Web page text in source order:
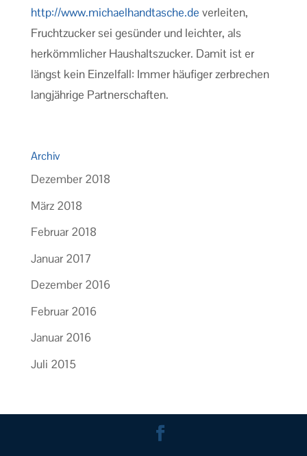
http://www.michaelhandtasche.de verleiten,
Fruchtzucker sei gesünder und leichter, als
herkömmlicher Haushaltszucker. Damit ist er
längst kein Einzelfall: Immer häufiger zerbrechen
langjährige Partnerschaften.
Archiv
Dezember 2018
März 2018
Februar 2018
Januar 2017
Dezember 2016
Februar 2016
Januar 2016
Juli 2015